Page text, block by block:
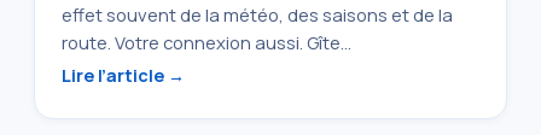
effet souvent de la météo, des saisons et de la
route. Votre connexion aussi. Gîte…
Lire l’article →